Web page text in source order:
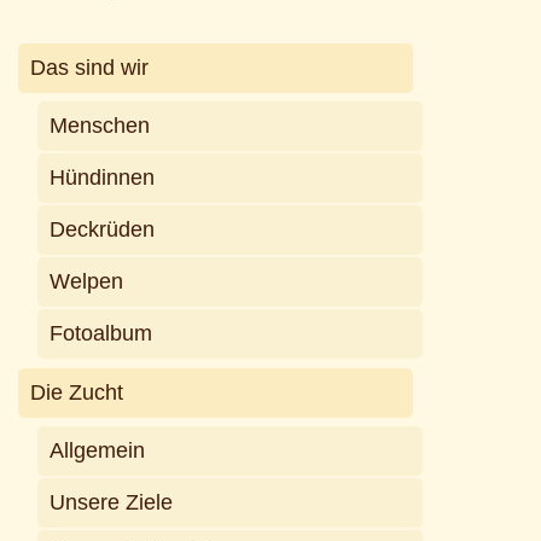
Das sind wir
Menschen
Hündinnen
Deckrüden
Welpen
Fotoalbum
Die Zucht
Allgemein
Unsere Ziele